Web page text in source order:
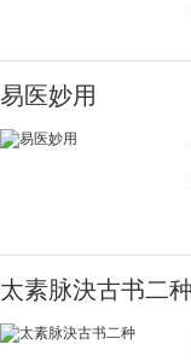
易医妙用
太素脉決古书二种